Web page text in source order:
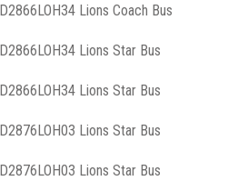
Lions Coach Bus
Lions Star Bus
Lions Star Bus
Lions Star Bus
Lions Star Bus